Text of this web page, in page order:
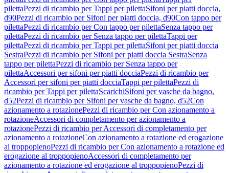
pilettaPezzi di ricambio per Tappi per pilettaSifoni per piatti doccia,
d90Pezzi di ricambio per Sifoni per piatti doccia, d90Con tappo per
pilettaPezzi di ricambio per Con tappo per pilettaSenza tappo per
pilettaPezzi di ricambio per Senza tappo per pilettaTappi per
pilettaPezzi di ricambio per Tappi per pilettaSifoni per piatti doccia
SestraPezzi di ricambio per Sifoni per piatti doccia SestraSenza
tappo per pilettaPezzi di ricambio per Senza tappo per
pilettaAccessori per sifoni per piatti docciaPezzi di ricambio per
Accessori per sifoni per piatti docciaTappi per pilettaPezzi di
ricambio per Tappi per pilettaScarichiSifoni per vasche da bagno,
d52Pezzi di ricambio per Sifoni per vasche da bagno, d52Con
azionamento a rotazionePezzi di ricambio per Con azionamento a
rotazioneAccessori di completamento per azionamento a
rotazionePezzi di ricambio per Accessori di completamento per
azionamento a rotazioneCon azionamento a rotazione ed erogazione
al troppopienoPezzi di ricambio per Con azionamento a rotazione ed
erogazione al troppopienoAccessori di completamento per
azionamento a rotazione ed erogazione al troppopienoPezzi di